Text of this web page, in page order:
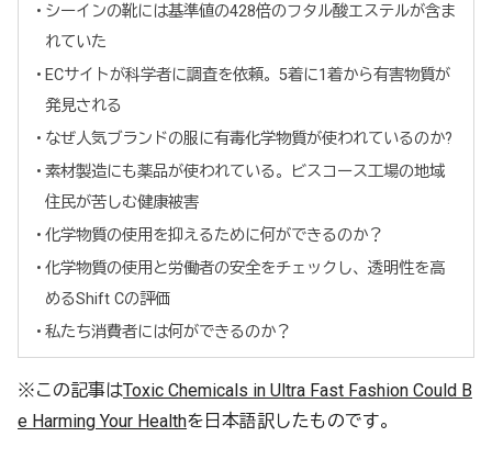
シーインの靴には基準値の428倍のフタル酸エステルが含ま
れていた
ECサイトが科学者に調査を依頼。5着に1着から有害物質が
発見される
なぜ人気ブランドの服に有毒化学物質が使われているのか?
素材製造にも薬品が使われている。ビスコース工場の地域
住民が苦しむ健康被害
化学物質の使用を抑えるために何ができるのか？
化学物質の使用と労働者の安全をチェックし、透明性を高
めるShift Cの評価
私たち消費者には何ができるのか？
※この記事はToxic Chemicals in Ultra Fast Fashion Could B
e Harming Your Healthを日本語訳したものです。